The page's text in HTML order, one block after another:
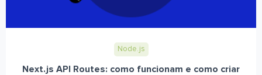
Node.js
Next.js API Routes: como funcionam e como criar